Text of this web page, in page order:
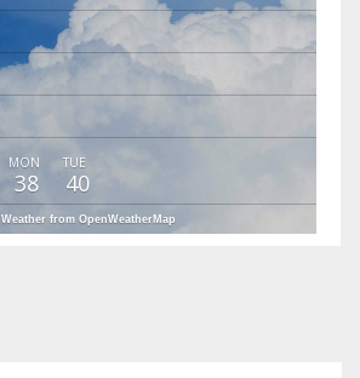
MON
38
TUE
40
Weather from OpenWeatherMap